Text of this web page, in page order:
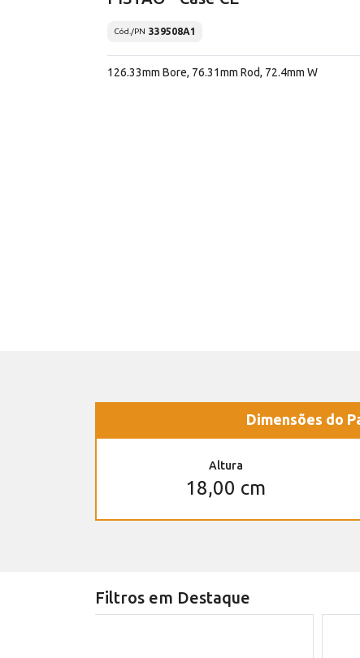
Cód./PN 339508A1
126.33mm Bore, 76.31mm Rod, 72.4mm W
Dimensões do
Altura
18,00 cm
Filtros em Destaque